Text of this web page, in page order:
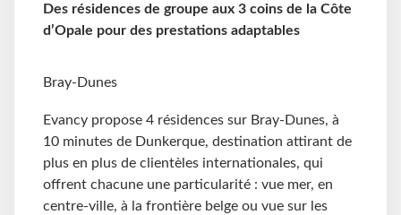
Des résidences de groupe aux 3 coins de la Côte
d’Opale pour des prestations adaptables
Bray-Dunes
Evancy propose 4 résidences sur Bray-Dunes, à
10 minutes de Dunkerque, destination attirant de
plus en plus de clientèles internationales, qui
offrent chacune une particularité : vue mer, en
centre-ville, à la frontière belge ou vue sur les